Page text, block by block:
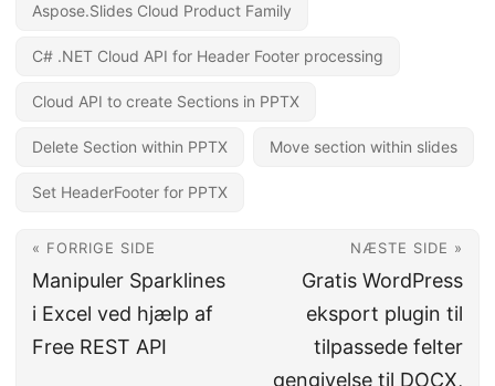
Aspose.Slides Cloud Product Family
C# .NET Cloud API for Header Footer processing
Cloud API to create Sections in PPTX
Delete Section within PPTX Move section within slides
Set HeaderFooter for PPTX
« FORRIGE SIDE
Manipuler Sparklines
i Excel ved hjælp af
Free REST API
NÆSTE SIDE »
Gratis WordPress
eksport plugin til
tilpassede felter
gengivelse til DOCX,